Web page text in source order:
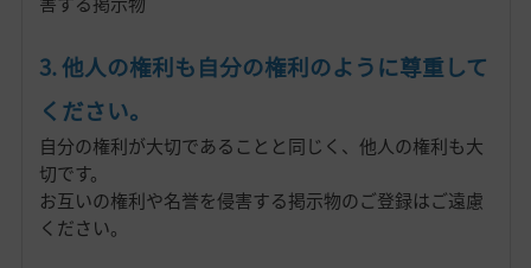
3. 他人の権利も自分の権利のように尊重して
ください。
自分の権利が大切であることと同じく、他人の権利も大
切です。
お互いの権利や名誉を侵害する掲示物のご登録はご遠慮
ください。